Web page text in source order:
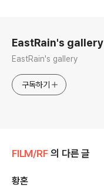
EastRain's gallery
EastRain's gallery
구독하기
FILM/RF 의 다른 글
황혼